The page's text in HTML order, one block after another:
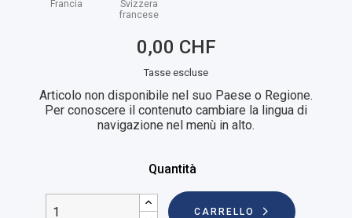
Francia
Svizzera
francese
0,00 CHF
Tasse escluse
Articolo non disponibile nel suo Paese o Regione.
Per conoscere il contenuto cambiare la lingua di
navigazione nel menù in alto.
Quantità
CARRELLO